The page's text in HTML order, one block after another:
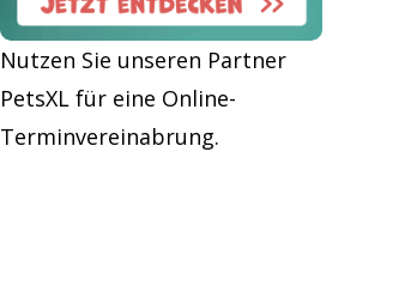
Nutzen Sie unseren Partner
PetsXL für eine Online-
Terminvereinabrung.